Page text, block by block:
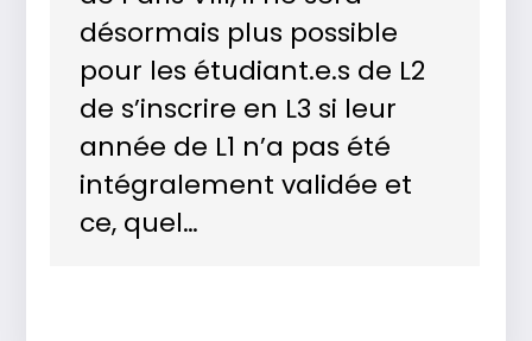
désormais plus possible
pour les étudiant.e.s de L2
de s’inscrire en L3 si leur
année de L1 n’a pas été
intégralement validée et
ce, quel…